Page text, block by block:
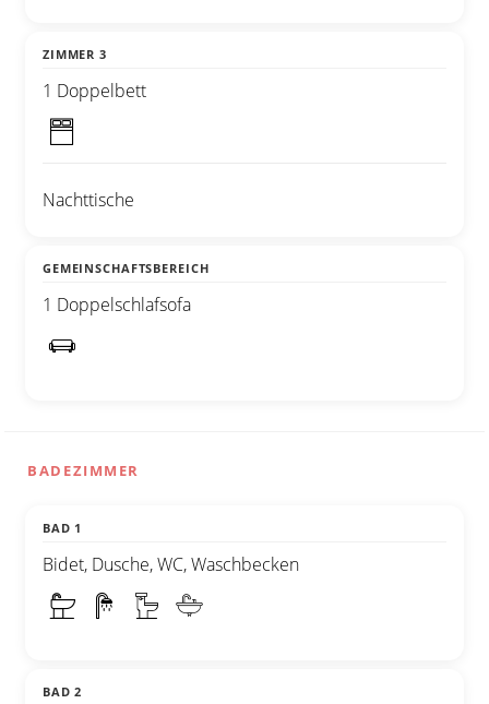
ZIMMER 3
1 Doppelbett
Nachttische
GEMEINSCHAFTSBEREICH
1 Doppelschlafsofa
BADEZIMMER
BAD 1
Bidet, Dusche, WC, Waschbecken
BAD 2